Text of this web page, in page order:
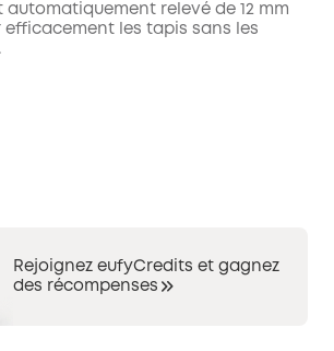
automatiquement relevé de 12 mm
les tapis sans les
Rejoignez eufyCredits et gagnez
des récompenses